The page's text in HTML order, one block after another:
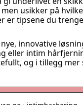
usikker på
er tipsene du
innovative
eller intim
og i tillegg